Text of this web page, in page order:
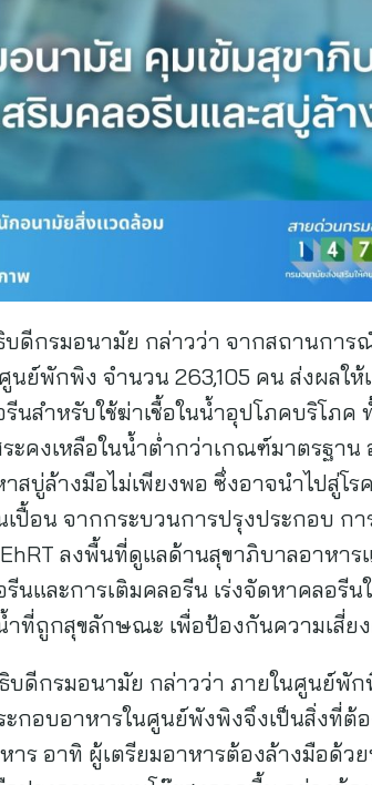
กรมอนามัย กล่าวว่า จากสถานการ
นย์พักพิง จำนวน 263,105 คน ส่งผลใ
นสำหรับใช้ฆ่าเชื้อในน้ำอุปโภคบริโภ
คงเหลือในน้ำต่ำกว่าเกณฑ์มาตรฐาน
บู่ล้างมือไม่เพียงพอ ซึ่งอาจนำไปสู่โร
ปื้อน จากกระบวนการปรุงประกอบ ก
ลงพื้นที่ดูแลด้านสุขาภิบาลอาหาร
และการเติมคลอรีน เร่งจัดหาคลอรีน
ที่ถูกสุขลักษณะ เพื่อป้องกันความเสี่ย
บดีกรมอนามัย กล่าวว่า ภายในศูนย์พั
กอบอาหารในศูนย์พังพิงจึงเป็นสิ่งที่
ร อาทิ ผู้เตรียมอาหารต้องล้างมือด้ว